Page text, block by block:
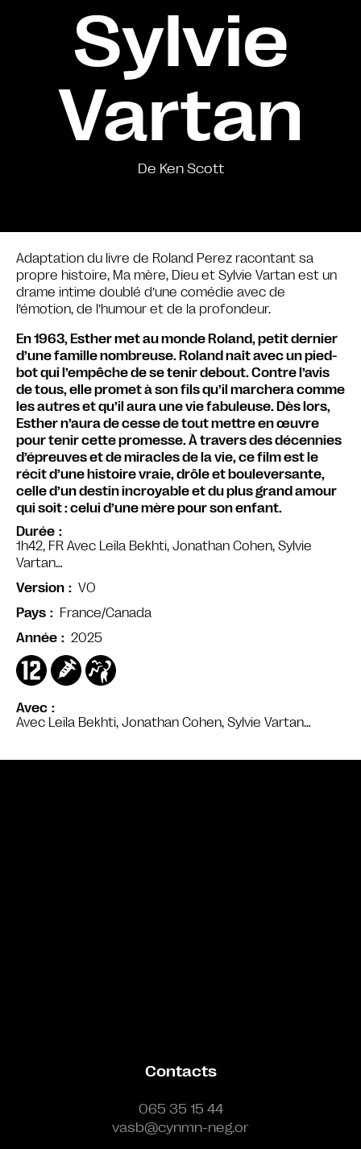
Sylvie
Vartan
De Ken Scott
Avec
Avec Leïla Bekhti, Jonathan Cohen, Sylvie Vartan…
Adaptation du livre de Roland Perez racontant sa
propre histoire, Ma mère, Dieu et Sylvie Vartan est un
drame intime doublé d’une comédie avec de
l’émotion, de l’humour et de la profondeur.
En 1963, Esther met au monde Roland, petit dernier
d’une famille nombreuse. Roland naît avec un pied-
bot qui l’empêche de se tenir debout. Contre l’avis
de tous, elle promet à son fils qu’il marchera comme
les autres et qu’il aura une vie fabuleuse. Dès lors,
Esther n’aura de cesse de tout mettre en œuvre
pour tenir cette promesse. À travers des décennies
d’épreuves et de miracles de la vie, ce film est le
récit d’une histoire vraie, drôle et bouleversante,
celle d’un destin incroyable et du plus grand amour
qui soit : celui d’une mère pour son enfant.
Durée
1h42, FR Avec Leïla Bekhti, Jonathan Cohen, Sylvie
Vartan…
Version
VO
Pays
France/Canada
Année
2025
Contacts
065 35 15 44
vasb@cynmn-neg.or